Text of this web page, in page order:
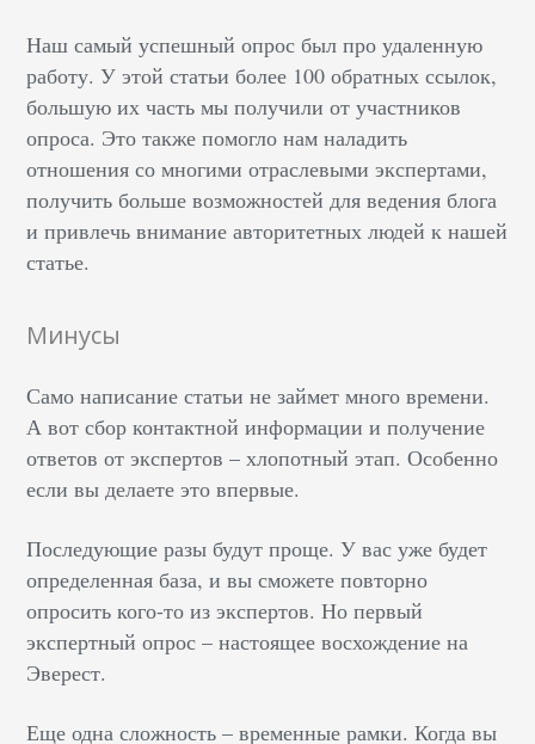
Наш самый успешный опрос был про удаленную
работу. У этой статьи более 100 обратных ссылок,
большую их часть мы получили от участников
опроса. Это также помогло нам наладить
отношения со многими отраслевыми экспертами,
получить больше возможностей для ведения блога
и привлечь внимание авторитетных людей к нашей
статье.
Минусы
Само написание статьи не займет много времени.
А вот сбор контактной информации и получение
ответов от экспертов – хлопотный этап. Особенно
если вы делаете это впервые.
Последующие разы будут проще. У вас уже будет
определенная база, и вы сможете повторно
опросить кого-то из экспертов. Но первый
экспертный опрос – настоящее восхождение на
Эверест.
Еще одна сложность – временные рамки. Когда вы